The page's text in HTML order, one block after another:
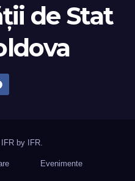
de Stat
IFR by IFR.
Evenimente